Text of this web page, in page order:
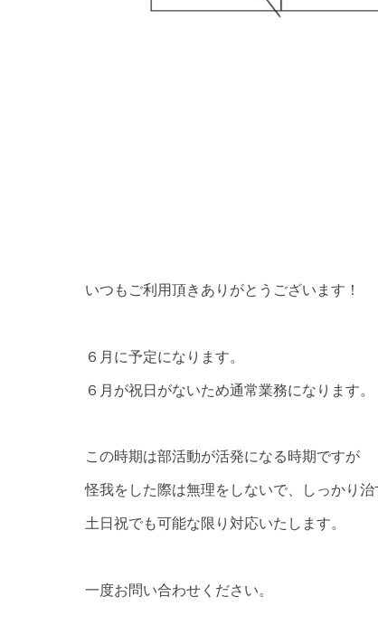
いつもご利用頂きありがとうございます！
６月に予定になります。
６月が祝日がないため通常業務になります。
この時期は部活動が活発になる時期ですが
怪我をした際は無理をしないで、しっかり
土日祝でも可能な限り対応いたします。
一度お問い合わせください。